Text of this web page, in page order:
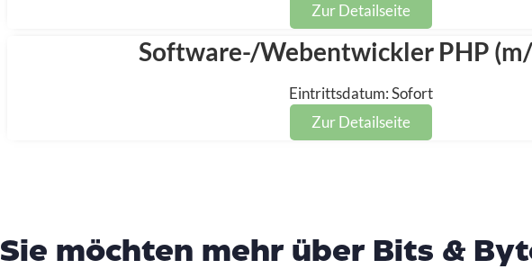
Zur Detailseite
Software-/Webentwickler PHP
Eintrittsdatum: Sofort
Zur Detailseite
Sie möchten mehr über Bits &